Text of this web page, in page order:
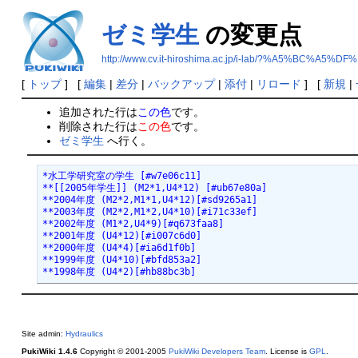
ゼミ学生の変更点
http://www.cv.it-hiroshima.ac.jp/i-lab/
[ トップ] [ 編集| 差分| バックアップ| 添付| リロード ] [ 新規 |
追加された行はこの色です。
削除された行はこの色です。
ゼミ学生 へ行く。
*水工学研究室の学生 [#w7e06c11]
**[[2005年学生]] (M2*1,U4*12) [#ub67e80a]
**2004年度 (M2*2,M1*1,U4*12)[#sd9265a1]
**2003年度 (M2*2,M1*2,U4*10)[#i71c33ef]
**2002年度 (M1*2,U4*9)[#q673faa8]
**2001年度 (U4*12)[#i007c6d0]
**2000年度 (U4*4)[#ia6d1f0b]
**1999年度 (U4*10)[#bfd853a2]
**1998年度 (U4*2)[#hb88bc3b]
Site admin: Hydraulics
PukiWiki 1.4.6Copyright © 2001-2005 PukiWiki Developers Team. License is GPL